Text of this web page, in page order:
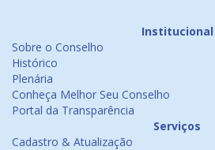
Institucional
Sobre o Conselho
Histórico
Plenária
Conheça Melhor Seu Conselho
Portal da Transparência
Serviços
Cadastro & Atualização